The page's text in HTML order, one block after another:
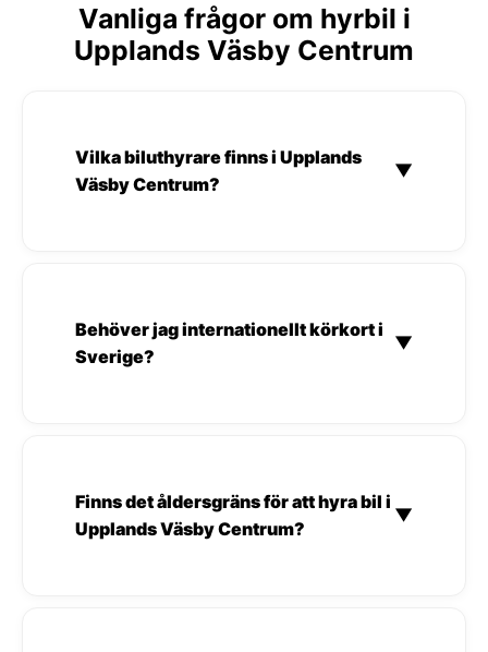
Vanliga frågor om hyrbil i
Upplands Väsby Centrum
Vilka biluthyrare finns i Upplands
Väsby Centrum?
▼
Behöver jag internationellt körkort i
Sverige?
▼
Finns det åldersgräns för att hyra bil i
Upplands Väsby Centrum?
▼